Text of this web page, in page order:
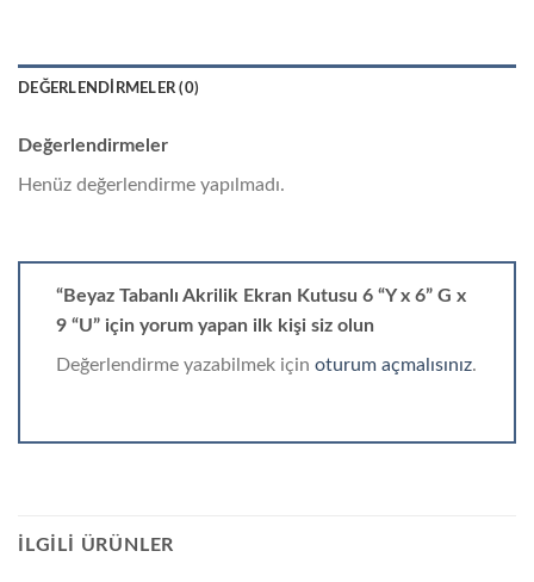
DEĞERLENDIRMELER (0)
Değerlendirmeler
Henüz değerlendirme yapılmadı.
“Beyaz Tabanlı Akrilik Ekran Kutusu 6 “Y x 6” G x
9 “U” için yorum yapan ilk kişi siz olun
Değerlendirme yazabilmek için oturum açmalısınız.
İLGILI ÜRÜNLER